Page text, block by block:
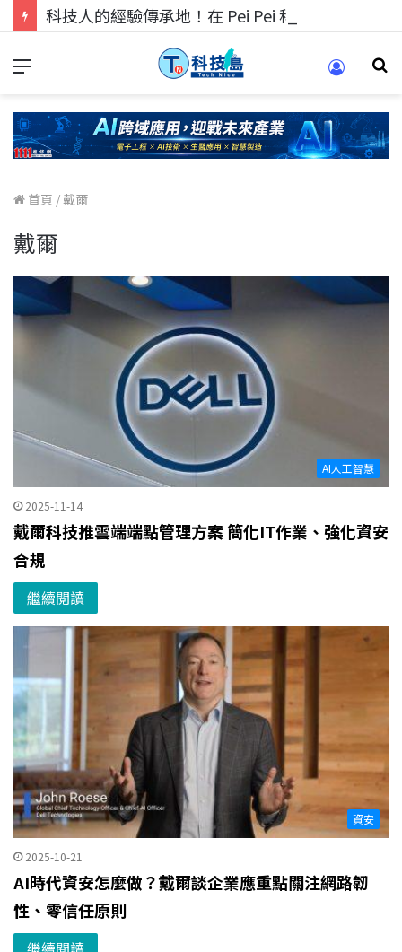
首頁 /戴爾
戴爾
AI人工智慧
2025-11-14
戴爾科技推雲端端點管理方案 簡化IT作業、強化資安
合規
繼續閱讀
資安
2025-10-21
AI時代資安怎麼做？戴爾談企業應重點關注網路韌
性、零信任原則